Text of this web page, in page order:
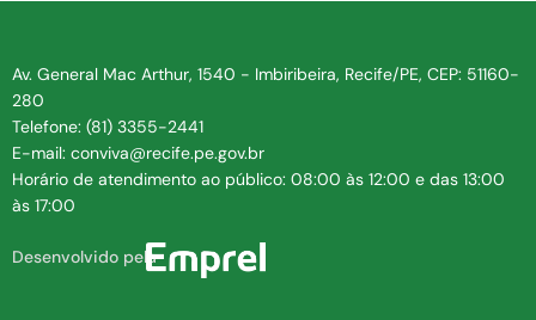
Av. General Mac Arthur, 1540 - Imbiribeira, Recife/PE, CEP: 51160-
280
Telefone: (81) 3355-2441
E-mail: conviva@recife.pe.gov.br
Horário de atendimento ao público: 08:00 às 12:00 e das 13:00
às 17:00
Desenvolvido pela